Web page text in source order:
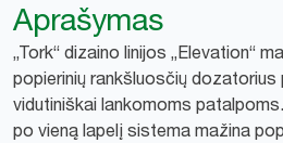
Aprašymas
„Tork“ dizaino linijos „Elevation“
popierinių rankšluosčių dozatorius
vidutiniškai lankomoms
po vieną lapelį sistema mažina